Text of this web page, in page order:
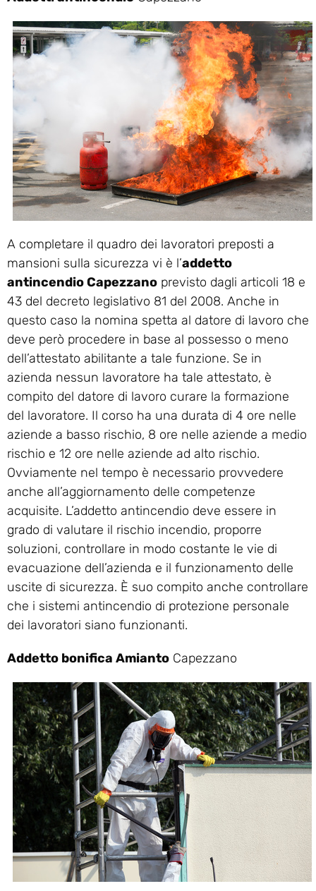
A completare il quadro dei lavoratori preposti a
mansioni sulla sicurezza vi è l’addetto
antincendio Capezzano previsto dagli articoli 18 e
43 del decreto legislativo 81 del 2008. Anche in
questo caso la nomina spetta al datore di lavoro che
deve però procedere in base al possesso o meno
dell’attestato abilitante a tale funzione. Se in
azienda nessun lavoratore ha tale attestato, è
compito del datore di lavoro curare la formazione
del lavoratore. Il corso ha una durata di 4 ore nelle
aziende a basso rischio, 8 ore nelle aziende a medio
rischio e 12 ore nelle aziende ad alto rischio.
Ovviamente nel tempo è necessario provvedere
anche all’aggiornamento delle competenze
acquisite. L’addetto antincendio deve essere in
grado di valutare il rischio incendio, proporre
soluzioni, controllare in modo costante le vie di
evacuazione dell’azienda e il funzionamento delle
uscite di sicurezza. È suo compito anche controllare
che i sistemi antincendio di protezione personale
dei lavoratori siano funzionanti.
Addetto bonifica Amianto Capezzano